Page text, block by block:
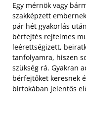
Egy mérnök vagy
szakképzett
pár hét gyakorlás
bérfejtés rejtelmes
leérettségizett,
tanfolyamra, hiszen
szükség rá. Gyakran
bérfejtőket keresnek
birtokában jelentős